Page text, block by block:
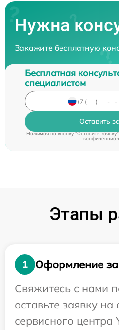
Нужна
Закажите бесплатную
Бесплатная
специалистом
Оставить
Нажимая на кнопку "Оставить
Этапы
1
Оформление
Свяжитесь с нами
оставьте заявку на
сервисного